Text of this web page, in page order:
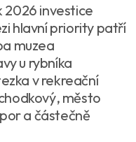
2026 investice
hlavní priority patří
muzea
u rybníka
v rekreační
město
a částečně